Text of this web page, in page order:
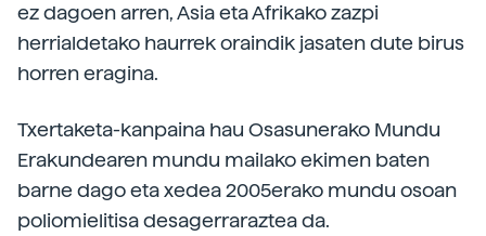
ez dagoen arren, Asia eta Afrikako zazpi
herrialdetako haurrek oraindik jasaten dute birus
horren eragina.
Txertaketa-kanpaina hau Osasunerako Mundu
Erakundearen mundu mailako ekimen baten
barne dago eta xedea 2005erako mundu osoan
poliomielitisa desagerraraztea da.